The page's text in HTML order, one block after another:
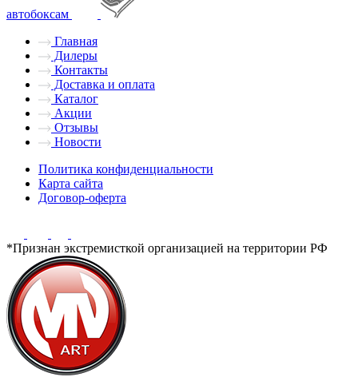
автобоксам
Главная
Дилеры
Контакты
Доставка и оплата
Каталог
Акции
Отзывы
Новости
Политика конфиденциальности
Карта сайта
Договор-оферта
*Признан экстремисткой организацией на территории РФ